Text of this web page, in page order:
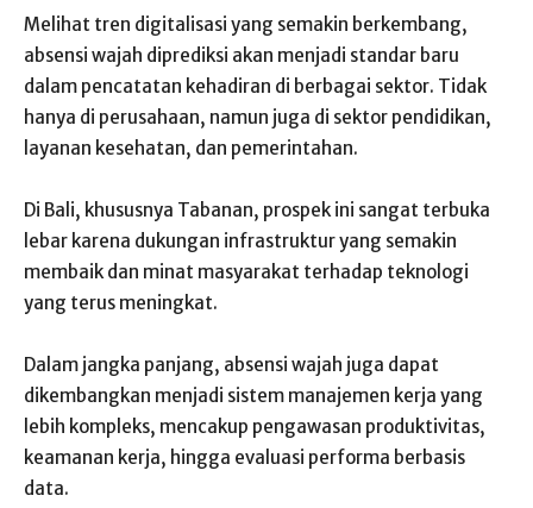
Melihat tren digitalisasi yang semakin berkembang,
absensi wajah diprediksi akan menjadi standar baru
dalam pencatatan kehadiran di berbagai sektor. Tidak
hanya di perusahaan, namun juga di sektor pendidikan,
layanan kesehatan, dan pemerintahan.
Di Bali, khususnya Tabanan, prospek ini sangat terbuka
lebar karena dukungan infrastruktur yang semakin
membaik dan minat masyarakat terhadap teknologi
yang terus meningkat.
Dalam jangka panjang, absensi wajah juga dapat
dikembangkan menjadi sistem manajemen kerja yang
lebih kompleks, mencakup pengawasan produktivitas,
keamanan kerja, hingga evaluasi performa berbasis
data.